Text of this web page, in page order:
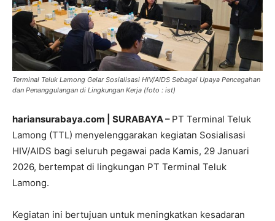
Terminal Teluk Lamong Gelar Sosialisasi HIV/AIDS Sebagai Upaya Pencegahan
dan Penanggulangan di Lingkungan Kerja (foto : ist)
hariansurabaya.com | SURABAYA – PT Terminal Teluk
Lamong (TTL) menyelenggarakan kegiatan Sosialisasi
HIV/AIDS bagi seluruh pegawai pada Kamis, 29 Januari
2026, bertempat di lingkungan PT Terminal Teluk
Lamong.
Kegiatan ini bertujuan untuk meningkatkan kesadaran